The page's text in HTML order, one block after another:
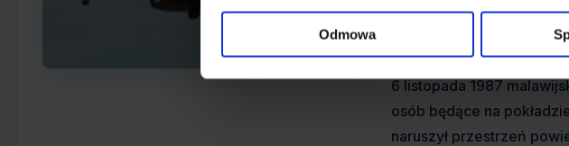
Odmowa
ich rozpadzie trzy lata
lotach krajowych i
w latach 70-tych.
6 listopada 1987
osób będące na
naruszył przestrzeń